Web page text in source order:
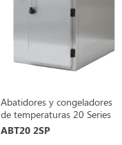
Abatidores y congeladores
de temperaturas 20 Series
ABT20 2SP